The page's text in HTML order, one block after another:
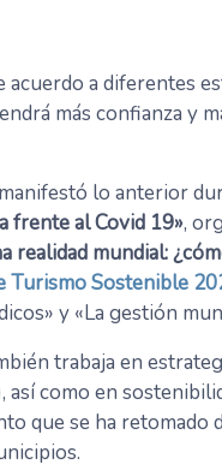
acuerdo a diferentes
más confianza y
lo anterior
frente al Covid 19»,
realidad mundial:
Turismo Sostenible
y «La gestión
trabaja en
como en
que se ha retomado